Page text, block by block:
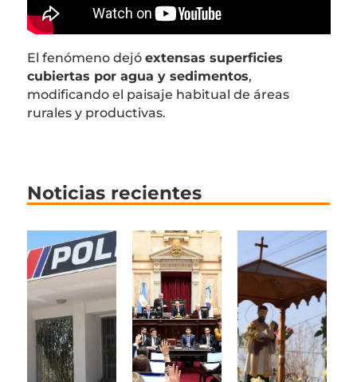
El fenómeno dejó extensas superficies
cubiertas por agua y sedimentos,
modificando el paisaje habitual de áreas
rurales y productivas.
Noticias recientes